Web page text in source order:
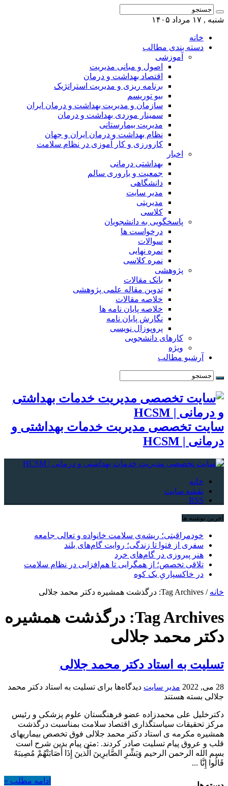
شنبه , ۱۷ مرداد ۱۴۰۵
خانه
دسته بندی مطالب
آموزشی
اصول و مبانی مدیریت
اقتصاد بهداشت و درمان
برنامه ریزی و مدیریت استراتژیک
بیو توریسم
سازمان و مدیریت بهداشت و درمان ایران
سمینار موردی بهداشت و درمان
مدیریت بیمارستانی
نظام بهداشت و درمان ایران و جهان
کارورزی و کار آموزی در نظام سلامت
اخبار
بهداشتی درمانی
جمعیت و باروری سالم
دانشگاهی
مدیر سایت
مدیریتی
کلاسی
پاسخگویی به دانشجویان
درخواست ها
سوالات
نمره نهایی
نمره کلاسی
پژوهشی
بانک مقالات
تدوین مقاله علمی پژوهشی
خلاصه مقالات
خلاصه پایان نامه ها
نگارش پایان نامه
پروپوزال نویسی
کارهای دانشجویی
ویژه
آرشیو مطالب
سایت تخصصی مدیریت خدمات بهداشتی و
درمانی | HCSM
خانه
نقشه سایت
RSS
آخرین نوشته ها
خودمراقبتی؛ ریشه‌ی سلامت خانواده و تعالی جامعه
سفری از فتوا تا زندگی؛ روایت گام‌های بلند
هنر پیروزی در گام‌های خرد
تلاقی تخصص؛ از همگرایی تا هم‌افزایی در نظام سلامت
در خاکسپاریِ یک کوه
خانه / Tag Archives: درگذشت همشیره دکتر محمد جلالی
Tag Archives: درگذشت همشیره
دکتر محمد جلالی
تسلیت به استاد دکتر محمد جلالی
28 می, 2022 مدیر سایت دیدگاه‌ها برای تسلیت به استاد دکتر محمد
جلالی بسته هستند
دکترخلیل علی محمدزاده عضو فرهنگستان علوم پزشکی و رئیس
مرکز تحقیقات سیاستگذاری اقتصاد سلامت بمناسبت درگذشت
همشیره مکرمه ی استاد دکتر محمد جلالی فوق تخصص بیماریهای
قلب و عروق پیام تسلیت صادر کردند. :متن پیام بدین شرح است
بسم الله الرحمن الرحیم وَبَشِّرِ الصَّابرِینَ الَّذینَ إِذَا أَصَابَتْهُمْ مُصِیبَهٌ
قَالُوا إِنَّا ...
ادامه مطلب »